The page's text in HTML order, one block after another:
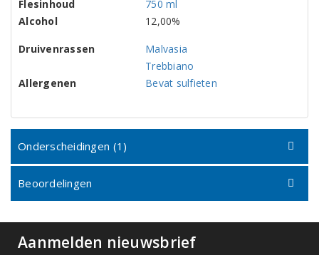
Flesinhoud
750 ml
Alcohol
12,00%
Druivenrassen
Malvasia
Trebbiano
Allergenen
Bevat sulfieten
Onderscheidingen (1)
Beoordelingen
Aanmelden nieuwsbrief